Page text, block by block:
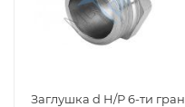
Заглушка d Н/Р 6-ти гран